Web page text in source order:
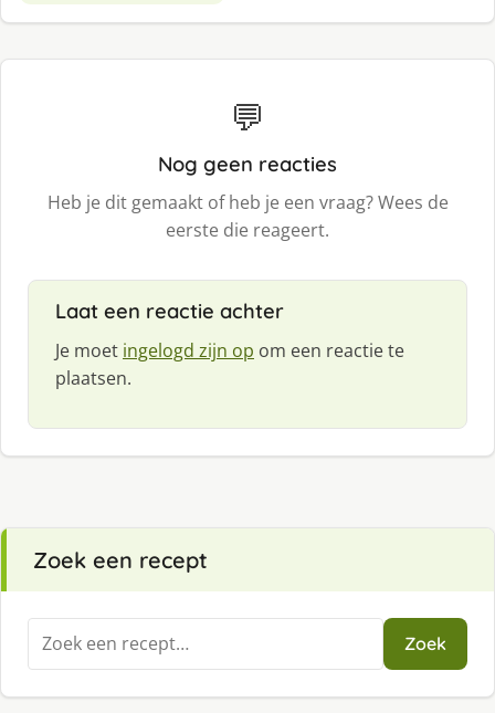
💬
Nog geen reacties
Heb je dit gemaakt of heb je een vraag? Wees de
eerste die reageert.
Laat een reactie achter
Je moet ingelogd zijn op om een reactie te
plaatsen.
Zoek een recept
Zoeken
naar:
Zoek